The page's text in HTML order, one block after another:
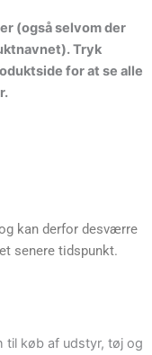
(også selvom der
Tryk
for at se alle
kan derfor desværre
senere tidspunkt.
til køb af udstyr, tøj og